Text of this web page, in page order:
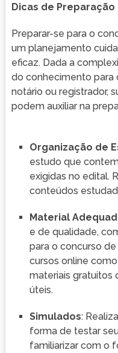
Dicas de Preparação
Preparar-se para o
um planejamento
eficaz. Dada a
do conhecimento para
notário ou registrador,
podem auxiliar na
Organização de
estudo que
exigidas no edital.
conteúdos
Material
e de qualidade,
para o concurso
cursos online
materiais gratuitos
úteis.
Simulados:
forma de testar
familiarizar com o